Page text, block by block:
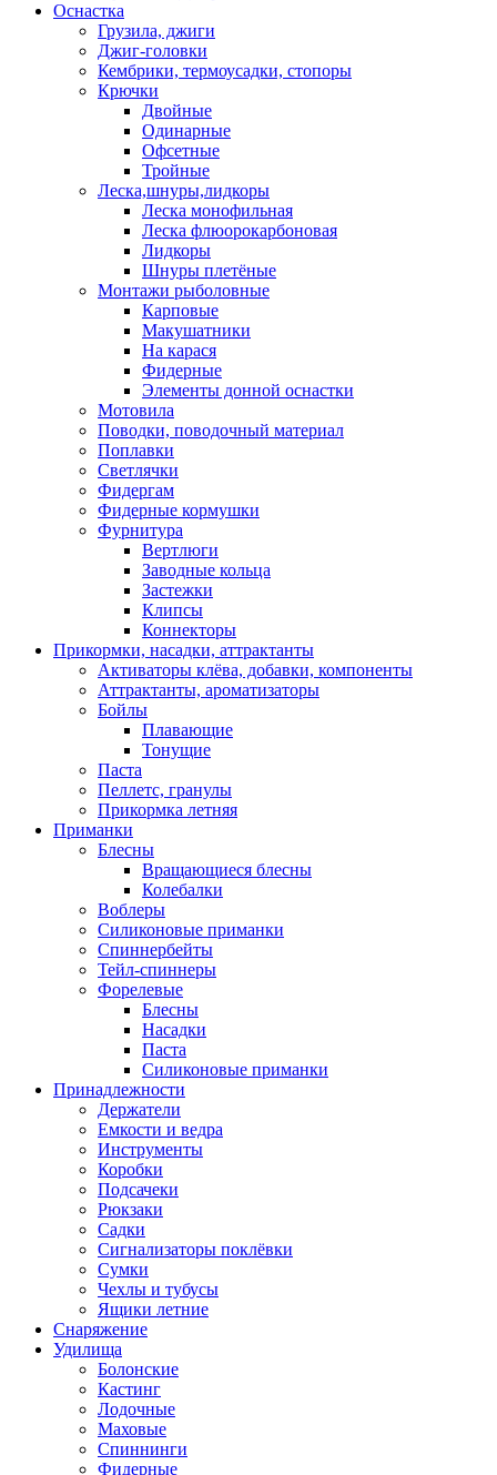
Оснастка
Грузила, джиги
Джиг-головки
Кембрики, термоусадки, стопоры
Крючки
Двойные
Одинарные
Офсетные
Тройные
Леска,шнуры,лидкоры
Леска монофильная
Леска флюорокарбоновая
Лидкоры
Шнуры плетёные
Монтажи рыболовные
Карповые
Макушатники
На карася
Фидерные
Элементы донной оснастки
Мотовила
Поводки, поводочный материал
Поплавки
Светлячки
Фидергам
Фидерные кормушки
Фурнитура
Вертлюги
Заводные кольца
Застежки
Клипсы
Коннекторы
Прикормки, насадки, аттрактанты
Активаторы клёва, добавки, компоненты
Аттрактанты, ароматизаторы
Бойлы
Плавающие
Тонущие
Паста
Пеллетс, гранулы
Прикормка летняя
Приманки
Блесны
Вращающиеся блесны
Колебалки
Воблеры
Силиконовые приманки
Спиннербейты
Тейл-спиннеры
Форелевые
Блесны
Насадки
Паста
Силиконовые приманки
Принадлежности
Держатели
Емкости и ведра
Инструменты
Коробки
Подсачеки
Рюкзаки
Садки
Сигнализаторы поклёвки
Сумки
Чехлы и тубусы
Ящики летние
Снаряжение
Удилища
Болонские
Кастинг
Лодочные
Маховые
Спиннинги
Фидерные